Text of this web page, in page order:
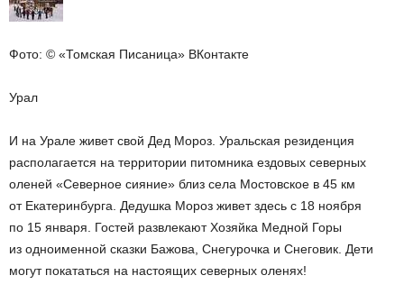
Фото: © «Томская Писаница» ВКонтакте
Урал
И на Урале живет свой Дед Мороз. Уральская резиденция
располагается на территории питомника ездовых северных
оленей «Северное сияние» близ села Мостовское в 45 км
от Екатеринбурга. Дедушка Мороз живет здесь с 18 ноября
по 15 января. Гостей развлекают Хозяйка Медной Горы
из одноименной сказки Бажова, Снегурочка и Снеговик. Дети
могут покататься на настоящих северных оленях!